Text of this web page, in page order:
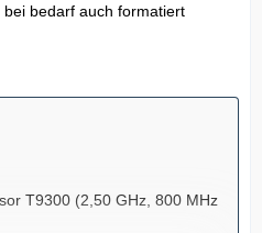
bedarf auch formatiert
T9300 (2,50 GHz, 800 MHz